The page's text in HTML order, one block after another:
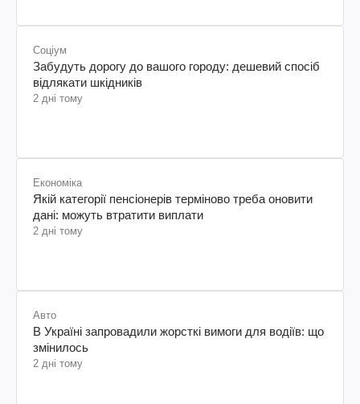
Соціум
Забудуть дорогу до вашого городу: дешевий спосіб
відлякати шкідників
2 дні тому
Економіка
Якій категорії пенсіонерів терміново треба оновити
дані: можуть втратити виплати
2 дні тому
Авто
В Україні запровадили жорсткі вимоги для водіїв: що
змінилось
2 дні тому